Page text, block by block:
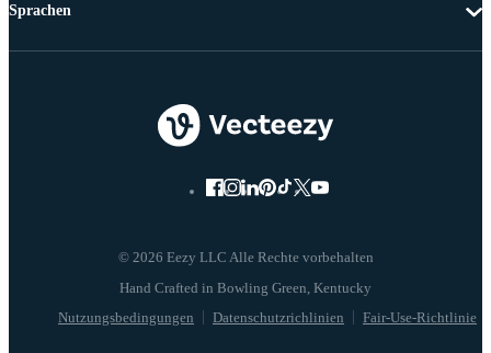
© 2026 Eezy LLC Alle Rechte vorbehalten
Nutzungsbedingungen Datenschutzrichlinien Fair-Use-Richtlinie
Sprachen